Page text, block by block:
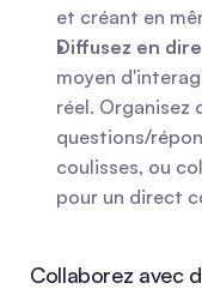
et créant en
Diffusez en
moyen
réel. Organisez
questions/
coulisses, ou
pour un direct
Collaborez avec